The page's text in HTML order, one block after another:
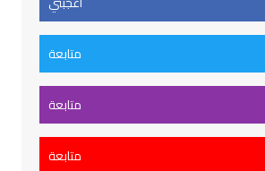
متابعة
متابعة
متابعة